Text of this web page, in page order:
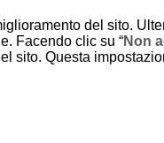
del sito.
Facendo clic su “Non
sito. Questa